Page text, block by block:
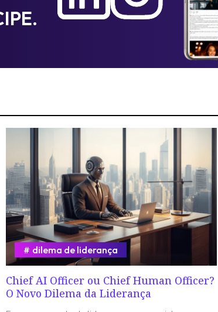
Chief AI Officer ou Chief Human Officer?
O Novo Dilema da Liderança
dilema de liderança